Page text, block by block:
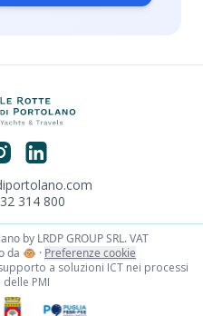
314 800
by LRDP GROUP SRL. VAT
da 🐵 · Preferenze cookie
supporto a soluzioni ICT nei processi
PMI